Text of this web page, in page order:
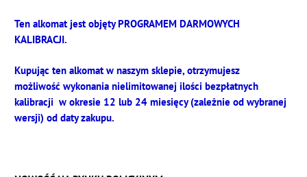
Ten alkomat jest objęty PROGRAMEM DARMOWYCH
KALIBRACJI.
Kupując ten alkomat w naszym sklepie, otrzymujesz
możliwość wykonania nielimitowanej ilości bezpłatnych
kalibracji w okresie 12 lub 24 miesięcy (zależnie od wybranej
wersji) od daty zakupu.